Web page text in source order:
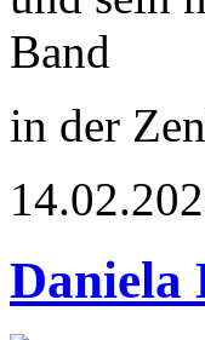
in der
Daniela